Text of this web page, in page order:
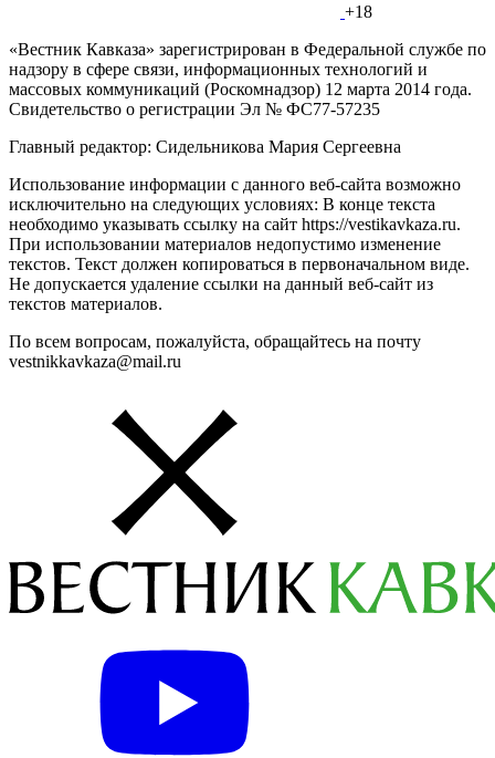
+18
«Вестник Кавказа» зарегистрирован в Федеральной службе по
надзору в сфере связи, информационных технологий и
массовых коммуникаций (Роскомнадзор) 12 марта 2014 года.
Свидетельство о регистрации Эл № ФС77-57235
Главный редактор: Сидельникова Мария Сергеевна
Использование информации с данного веб-сайта возможно
исключительно на следующих условиях: В конце текста
необходимо указывать ссылку на сайт https://vestikavkaza.ru.
При использовании материалов недопустимо изменение
текстов. Текст должен копироваться в первоначальном виде.
Не допускается удаление ссылки на данный веб-сайт из
текстов материалов.
По всем вопросам, пожалуйста, обращайтесь на почту
vestnikkavkaza@mail.ru